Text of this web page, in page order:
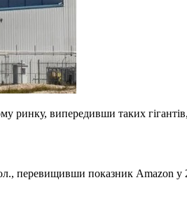
ринку, випередивши таких
перевищивши показник Amazon